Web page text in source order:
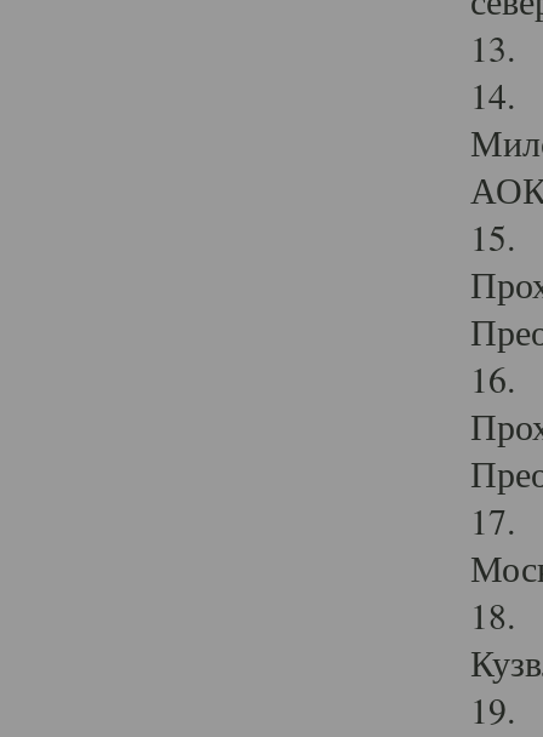
13.
14.
15.
16.
17.
18.
19.